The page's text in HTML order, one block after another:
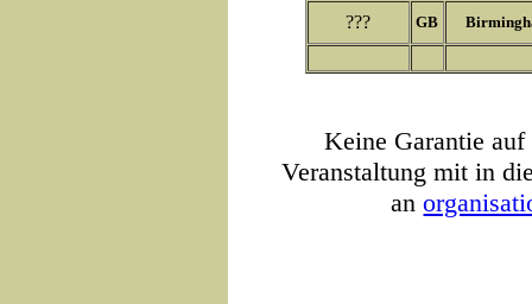
??? GB
Keine Garantie
Veranstaltung mit in
an